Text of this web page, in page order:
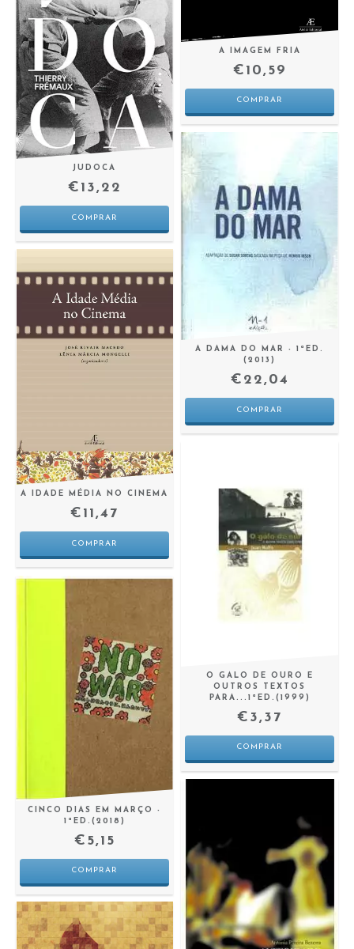
JUDOCA
€13,22
A IMAGEM FRIA
€10,59
A IDADE MÉDIA NO CINEMA
€11,47
A DAMA DO MAR - 1ªED.
(2013)
€22,04
CINCO DIAS EM MARÇO -
1ªED.(2018)
€5,15
O GALO DE OURO E
OUTROS TEXTOS
PARA...1ªED.(1999)
€3,37